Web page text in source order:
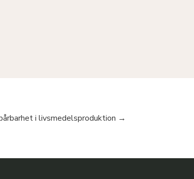
i livsmedelsproduktion →